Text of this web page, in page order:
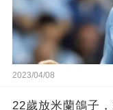
2023/04/08
22歲放米蘭鴿子